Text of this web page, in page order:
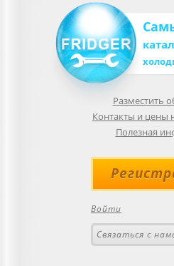
Разместить
Контакты и цены
Полезная
Войти
Связаться с